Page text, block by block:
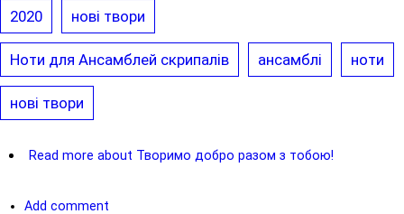
2020
нові твори
Ноти для Ансамблей скрипалів ансамблі ноти
нові твори
Read more about Творимо добро разом з тобою!
Add comment